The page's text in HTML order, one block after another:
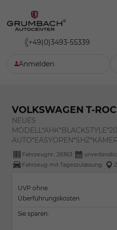
+49(0)3493-55339
Anmelden
VOLKSWAGEN T-ROC
NEUES
Fahrzeugnr.: 29363
Fahrzeug mit Tageszulassung
UVP ohne
Überführungskosten
Sie sparen: